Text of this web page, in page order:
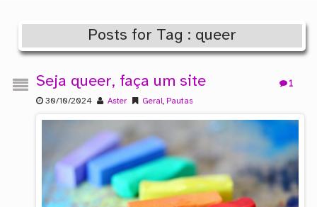
Posts for Tag : queer
Seja queer, faça um site 1
30/10/2024 Aster Geral, Pautas